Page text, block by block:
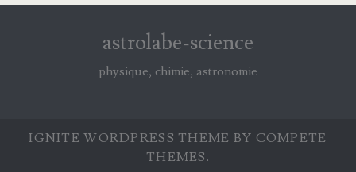
astrolabe-science
physique, chimie, astronomie
IGNITE WORDPRESS THEME BY COMPETE
THEMES.